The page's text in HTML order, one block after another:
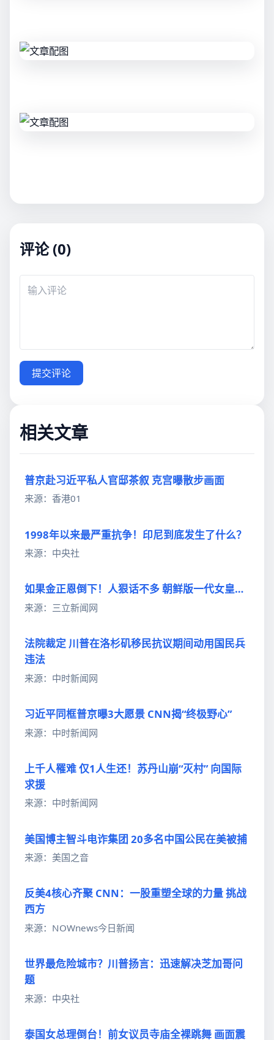
评论 (0)
提交评论
相关文章
普京赴习近平私人官邸茶叙 克宫曝散步画面
来源：香港01
1998年以来最严重抗争！印尼到底发生了什么？
来源：中央社
如果金正恩倒下！人狠话不多 朝鲜版一代女皇…
来源：三立新闻网
法院裁定 川普在洛杉矶移民抗议期间动用国民兵
违法
来源：中时新闻网
习近平同框普京曝3大愿景 CNN揭“终极野心”
来源：中时新闻网
上千人罹难 仅1人生还！苏丹山崩“灭村” 向国际
求援
来源：中时新闻网
美国博主智斗电诈集团 20多名中国公民在美被捕
来源：美国之音
反美4核心齐聚 CNN：一股重塑全球的力量 挑战
西方
来源：NOWnews今日新闻
世界最危险城市？川普扬言：迅速解决芝加哥问
题
来源：中央社
泰国女总理倒台！前女议员寺庙全裸跳舞 画面震